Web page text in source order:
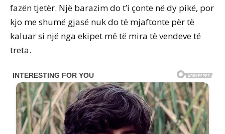
fazën tjetër. Një barazim do t’i çonte në dy pikë, por
kjo me shumë gjasë nuk do të mjaftonte për të
kaluar si një nga ekipet më të mira të vendeve të
treta.